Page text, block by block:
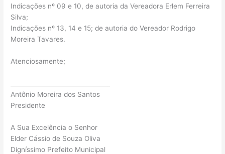
Indicações nº 09 e 10, de autoria da Vereadora Erlem Ferreira
Silva;
Indicações nº 13, 14 e 15; de autoria do Vereador Rodrigo
Moreira Tavares.
Atenciosamente;
Antônio Moreira dos Santos
Presidente
A Sua Excelência o Senhor
Elder Cássio de Souza Oliva
Digníssimo Prefeito Municipal